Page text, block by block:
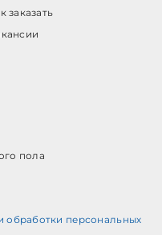
заказать
пола
обработки персональных